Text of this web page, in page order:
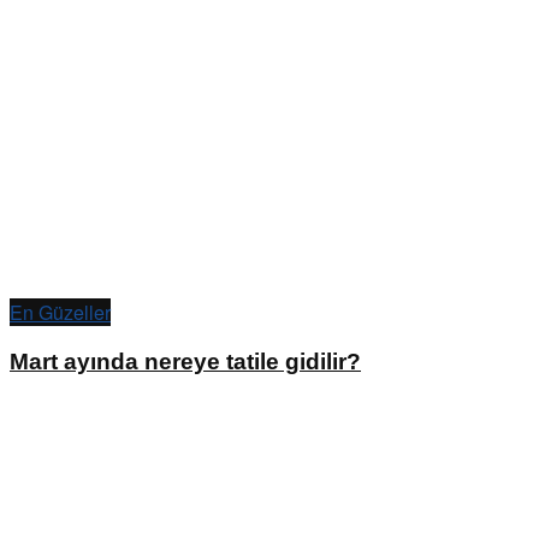
En Güzeller
Mart ayında nereye tatile gidilir?